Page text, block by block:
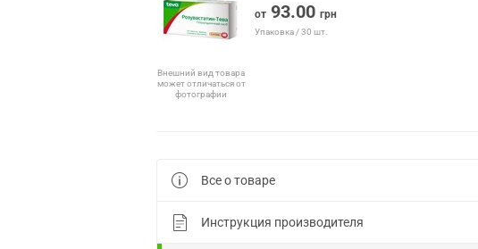
Внешний вид товара
может отличаться от
фотографии
от 93.00 грн
Упаковка / 30 шт.
Все о товаре
Инструкция производителя